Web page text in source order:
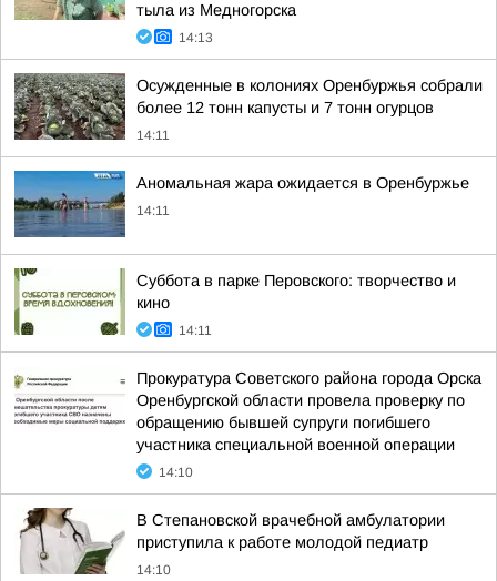
тыла из Медногорска
14:13
Осужденные в колониях Оренбуржья собрали
более 12 тонн капусты и 7 тонн огурцов
14:11
Аномальная жара ожидается в Оренбуржье
14:11
Суббота в парке Перовского: творчество и
кино
14:11
Прокуратура Советского района города Орска
Оренбургской области провела проверку по
обращению бывшей супруги погибшего
участника специальной военной операции
14:10
В Степановской врачебной амбулатории
приступила к работе молодой педиатр
14:10